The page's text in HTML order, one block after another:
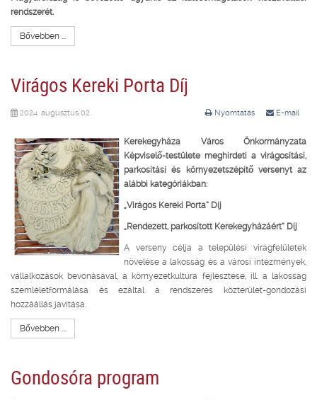
rendszerét.
Bővebben ...
Virágos Kereki Porta Díj
Nyomtatás E-mail
2024. augusztus 02.
Kerekegyháza Város Önkormányzata
Képviselő-testülete meghirdeti a virágosítási,
parkosítási és környezetszépítő versenyt az
alábbi kategóriákban:
„Virágos Kereki Porta” Díj
„Rendezett, parkosított Kerekegyházáért” Díj
A verseny célja a települési virágfelületek
növelése a lakosság és a városi intézmények,
vállalkozások bevonásával, a környezetkultúra fejlesztése, ill. a lakosság
szemléletformálása és ezáltal a rendszeres közterület-gondozási
hozzáállás javítása.
Bővebben ...
Gondosóra program